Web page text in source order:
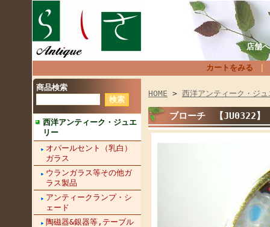
店舗
カートをみる
商品検索
西洋アンティーク・ジュエ
リー
オパールセント（乳白）
ガラス
ウランガラス等その他ガ
ラス製品
アンティークランプ・シ
ェード
陶磁器&銀器等,テーブル
HOME > 西洋アンティーク・ジュ
ブローチ 【JU0322】